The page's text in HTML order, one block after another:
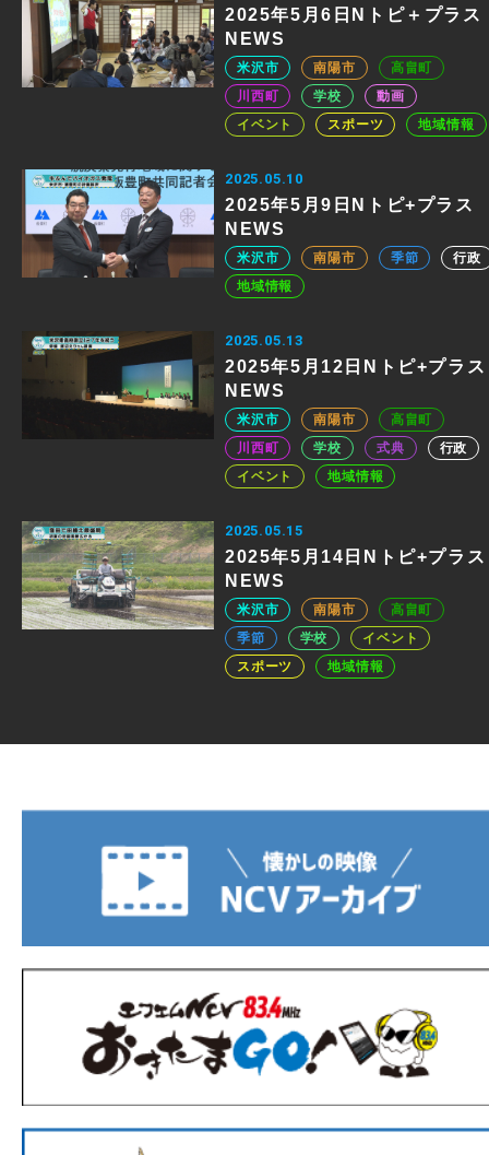
2025年5月6日Nトピ＋プラス
NEWS
米沢市 南陽市
高畠町
川西町
学校
動画
イベント
スポーツ 地域情報
2025.05.10
2025年5月9日Nトピ+プラス
NEWS
米沢市 南陽市 季節
行政
地域情報
2025.05.13
2025年5月12日Nトピ+プラス
NEWS
米沢市 南陽市
高畠町
川西町
学校 式典
行政
イベント
地域情報
2025.05.15
2025年5月14日Nトピ+プラス
NEWS
米沢市 南陽市
高畠町
季節
学校
イベント
スポーツ
地域情報